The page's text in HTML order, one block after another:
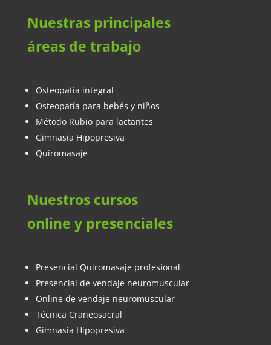
Nuestras principales
áreas de trabajo
Osteopatía integral
Osteopatía para bebés y niños
Método Rubio para lactantes
Gimnasia Hipopresiva
Quiromasaje
Nuestros cursos
online y presenciales
Presencial Quiromasaje profesional
Presencial de vendaje neuromuscular
Online de vendaje neuromuscular
Técnica Craneosacral
Gimnasia Hipopresiva